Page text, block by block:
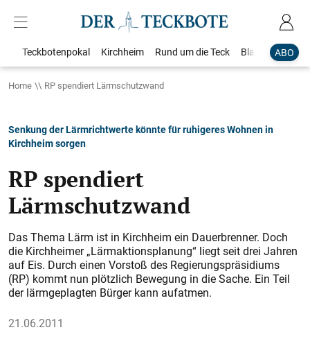
ABO
Teckbotenpokal Kirchheim Rund um die Teck Blaulicht
Home ​RP spendiert Lärmschutzwand
Senkung der Lärmrichtwerte könnte für ruhigeres Wohnen in
Kirchheim sorgen
​RP spendiert
Lärmschutzwand
Das Thema Lärm ist in Kirchheim ein Dauerbrenner. Doch
die Kirchheimer „Lärmaktionsplanung“ liegt seit drei Jahren
auf Eis. Durch einen Vorstoß des Regierungspräsidiums
(RP) kommt nun plötzlich Bewegung in die Sache. Ein Teil
der lärmgeplagten Bürger kann aufatmen.
21.06.2011